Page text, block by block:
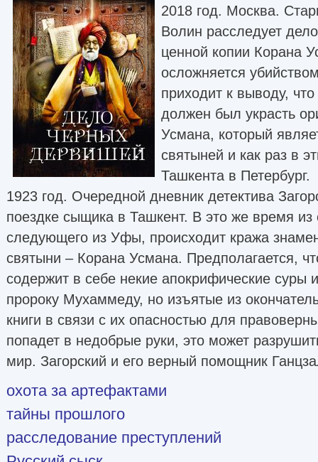
2018 год. Москва.
Волин расследует
ценной копии Корана
осложняется
приходит к выводу,
должен был украсть
Усмана, который
святыней и как раз в
Ташкента в Петербург.
1923 год. Очередной дневник детектива
поездке сыщика в Ташкент. В это же время из
следующего из Уфы, происходит кража
святыни – Корана Усмана. Предполагается,
содержит в себе некие апокрифические
пророку Мухаммеду, но изъятые из
книги в связи с их опасностью для
попадет в недобрые руки, это может
мир. Загорский и его верный помощник
охота за артефактами
тайны прошлого
расследование преступлений